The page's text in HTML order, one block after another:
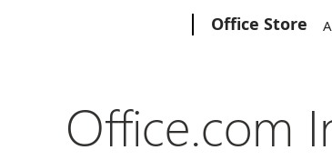
Office Store
Office.com